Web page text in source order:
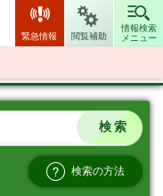
緊急情報 閲覧補助
情報検索
メニュー
検索の方法